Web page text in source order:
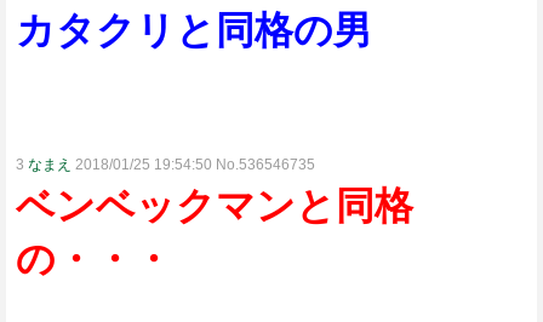
カタクリと同格の男
3 なまえ 2018/01/25 19:54:50 No.536546735
ベンベックマンと同格
の・・・